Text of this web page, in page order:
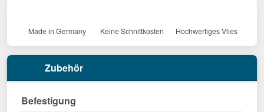
Made in Germany Keine Schnittkosten Hochwertiges Vlies
Zubehör
Befestigung